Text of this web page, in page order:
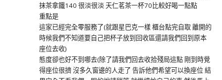
抹茶拿鐵140 很淡很淡 天仁茗茶一杯70比較好喝一點點
重點是
這家已經完全零服務了(就跟星巴克一樣 櫃台點完自取 離開的
時候我們不知道要自己把杯子放到回收區還請我們回到原本
座位去收)
態度卻也好不到哪去(除了請我們回去收拾殘局這點 剛到時覺
得座位很擠 沒多久窗邊的人走了 告訴他們希望可以換座位 結